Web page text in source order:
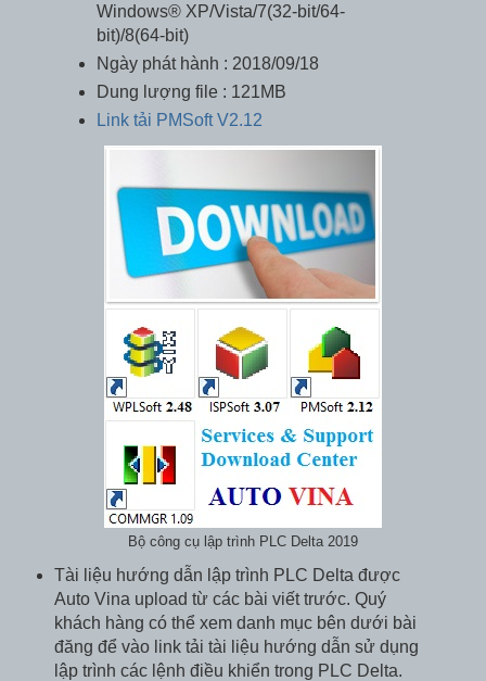
Windows® XP/Vista/7(32-bit/64-
bit)/8(64-bit)
Ngày phát hành : 2018/09/18
Dung lượng file : 121MB
Link tải PMSoft V2.12
Bộ công cụ lập trình PLC Delta 2019
Tài liệu hướng dẫn lập trình PLC Delta được
Auto Vina upload từ các bài viết trước. Quý
khách hàng có thể xem danh mục bên dưới bài
đăng để vào link tải tài liệu hướng dẫn sử dụng
lập trình các lệnh điều khiển trong PLC Delta.